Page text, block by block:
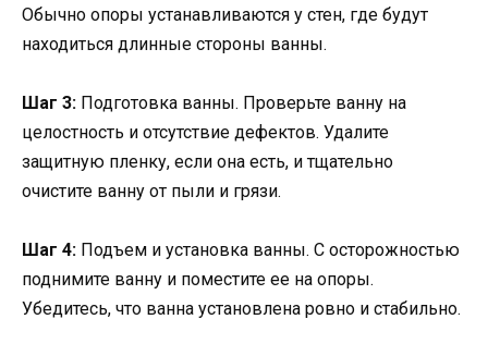
Обычно опоры устанавливаются у стен, где будут
находиться длинные стороны ванны.
Шаг 3: Подготовка ванны. Проверьте ванну на
целостность и отсутствие дефектов. Удалите
защитную пленку, если она есть, и тщательно
очистите ванну от пыли и грязи.
Шаг 4: Подъем и установка ванны. С осторожностью
поднимите ванну и поместите ее на опоры.
Убедитесь, что ванна установлена ровно и стабильно.